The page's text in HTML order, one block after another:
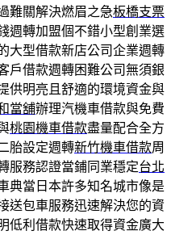
難關解決燃眉之急板橋支票
週轉加盟個不錯小型創業選
大型借款新店公司企業週轉
戶借款週轉困難公司無須銀
供明亮且舒適的環境資金與
當舖辦理汽機車借款與免費
桃園機車借款盡量配合全方
胎設定週轉新竹機車借款周
服務認證當鋪同業穩定台北
典當日本許多知名城市像是
送包車服務迅速解決您的資
低利借款快速取得資金廣大